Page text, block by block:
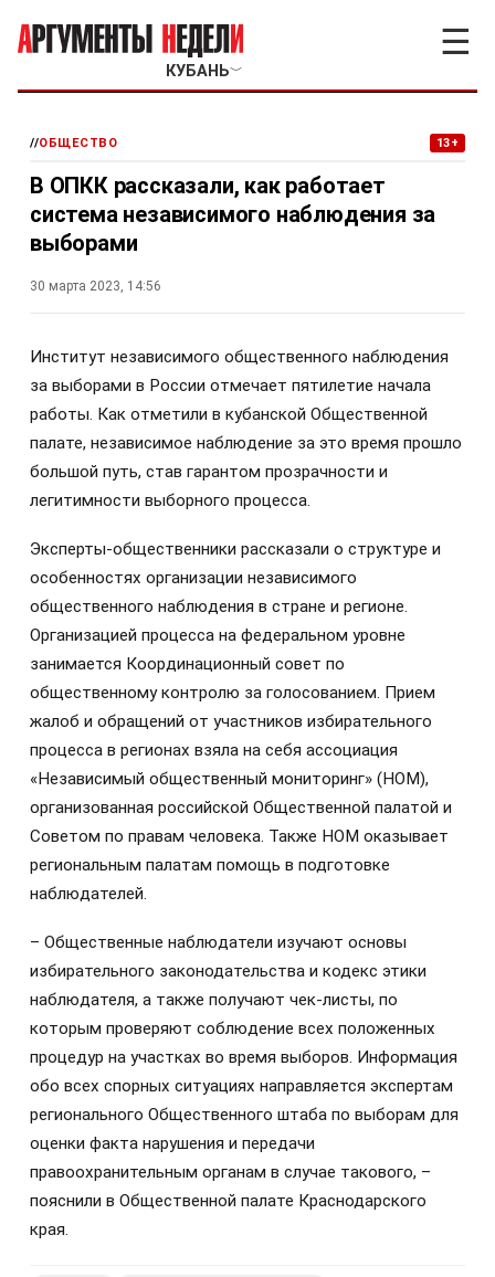
КУБАНЬ﹀
☰
//ОБЩЕСТВО 13+
В ОПКК рассказали, как работает
система независимого наблюдения за
выборами
30 марта 2023, 14:56
Институт независимого общественного наблюдения
за выборами в России отмечает пятилетие начала
работы. Как отметили в кубанской Общественной
палате, независимое наблюдение за это время прошло
большой путь, став гарантом прозрачности и
легитимности выборного процесса.
Эксперты-общественники рассказали о структуре и
особенностях организации независимого
общественного наблюдения в стране и регионе.
Организацией процесса на федеральном уровне
занимается Координационный совет по
общественному контролю за голосованием. Прием
жалоб и обращений от участников избирательного
процесса в регионах взяла на себя ассоциация
«Независимый общественный мониторинг» (НОМ),
организованная российской Общественной палатой и
Советом по правам человека. Также НОМ оказывает
региональным палатам помощь в подготовке
наблюдателей.
– Общественные наблюдатели изучают основы
избирательного законодательства и кодекс этики
наблюдателя, а также получают чек-листы, по
которым проверяют соблюдение всех положенных
процедур на участках во время выборов. Информация
обо всех спорных ситуациях направляется экспертам
регионального Общественного штаба по выборам для
оценки факта нарушения и передачи
правоохранительным органам в случае такового, –
пояснили в Общественной палате Краснодарского
края.